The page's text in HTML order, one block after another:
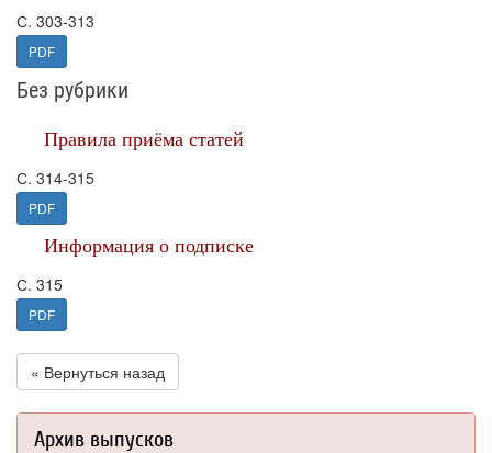
С. 303-313
PDF
Без рубрики
Правила приёма статей
С. 314-315
PDF
Информация о подписке
С. 315
PDF
« Вернуться назад
Архив выпусков